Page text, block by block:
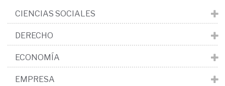
CIENCIAS SOCIALES
DERECHO
ECONOMÍA
EMPRESA